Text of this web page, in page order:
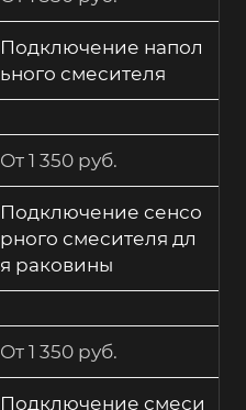
Подключение напол
ьного смесителя
От 1 350 руб.
Подключение сенсо
рного смесителя дл
я раковины
От 1 350 руб.
Подключение смеси